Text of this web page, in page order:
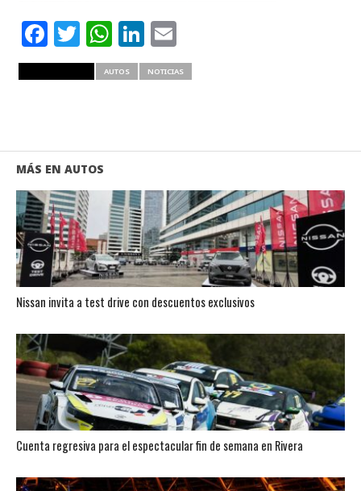
Facebook
Twitter
WhatsApp
LinkedIn
Email
AUTOS NOTICIAS
MÁS EN AUTOS
Nissan invita a test drive con descuentos exclusivos
Cuenta regresiva para el espectacular fin de semana en Rivera